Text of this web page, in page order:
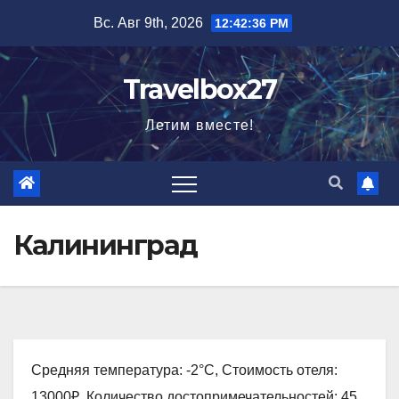
содержимому
Вс. Авг 9th, 2026 12:42:37 PM
Travelbox27
Летим вместе!
Калининград
Средняя температура: -2°C, Стоимость отеля: